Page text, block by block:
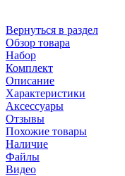
Вернуться в раздел
Обзор товара
Набор
Комплект
Описание
Характеристики
Аксессуары
Отзывы
Похожие товары
Наличие
Файлы
Видео